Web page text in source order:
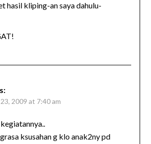
hasil kliping-an saya dahulu-
2009 at 7:40 am
ksusahan g klo anak2ny pd